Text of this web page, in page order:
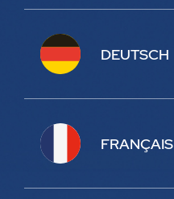
DEUTSCH
FRANÇAIS